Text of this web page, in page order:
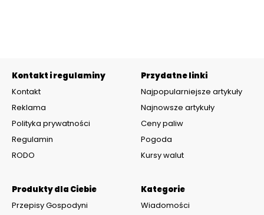
Kontakt i regulaminy
Kontakt
Reklama
Polityka prywatności
Regulamin
RODO
Kategorie
Wiadomości
Produkty dla Ciebie
Przepisy Gospodyni
Przydatne linki
Najpopularniejsze artykuły
Najnowsze artykuły
Ceny paliw
Pogoda
Kursy walut